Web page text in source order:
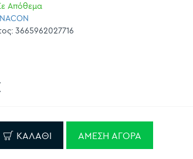
Απόθεμα
NACON
3665962027716
ΚΑΛΆΘΙ ΆΜΕΣΗ ΑΓΟΡΆ